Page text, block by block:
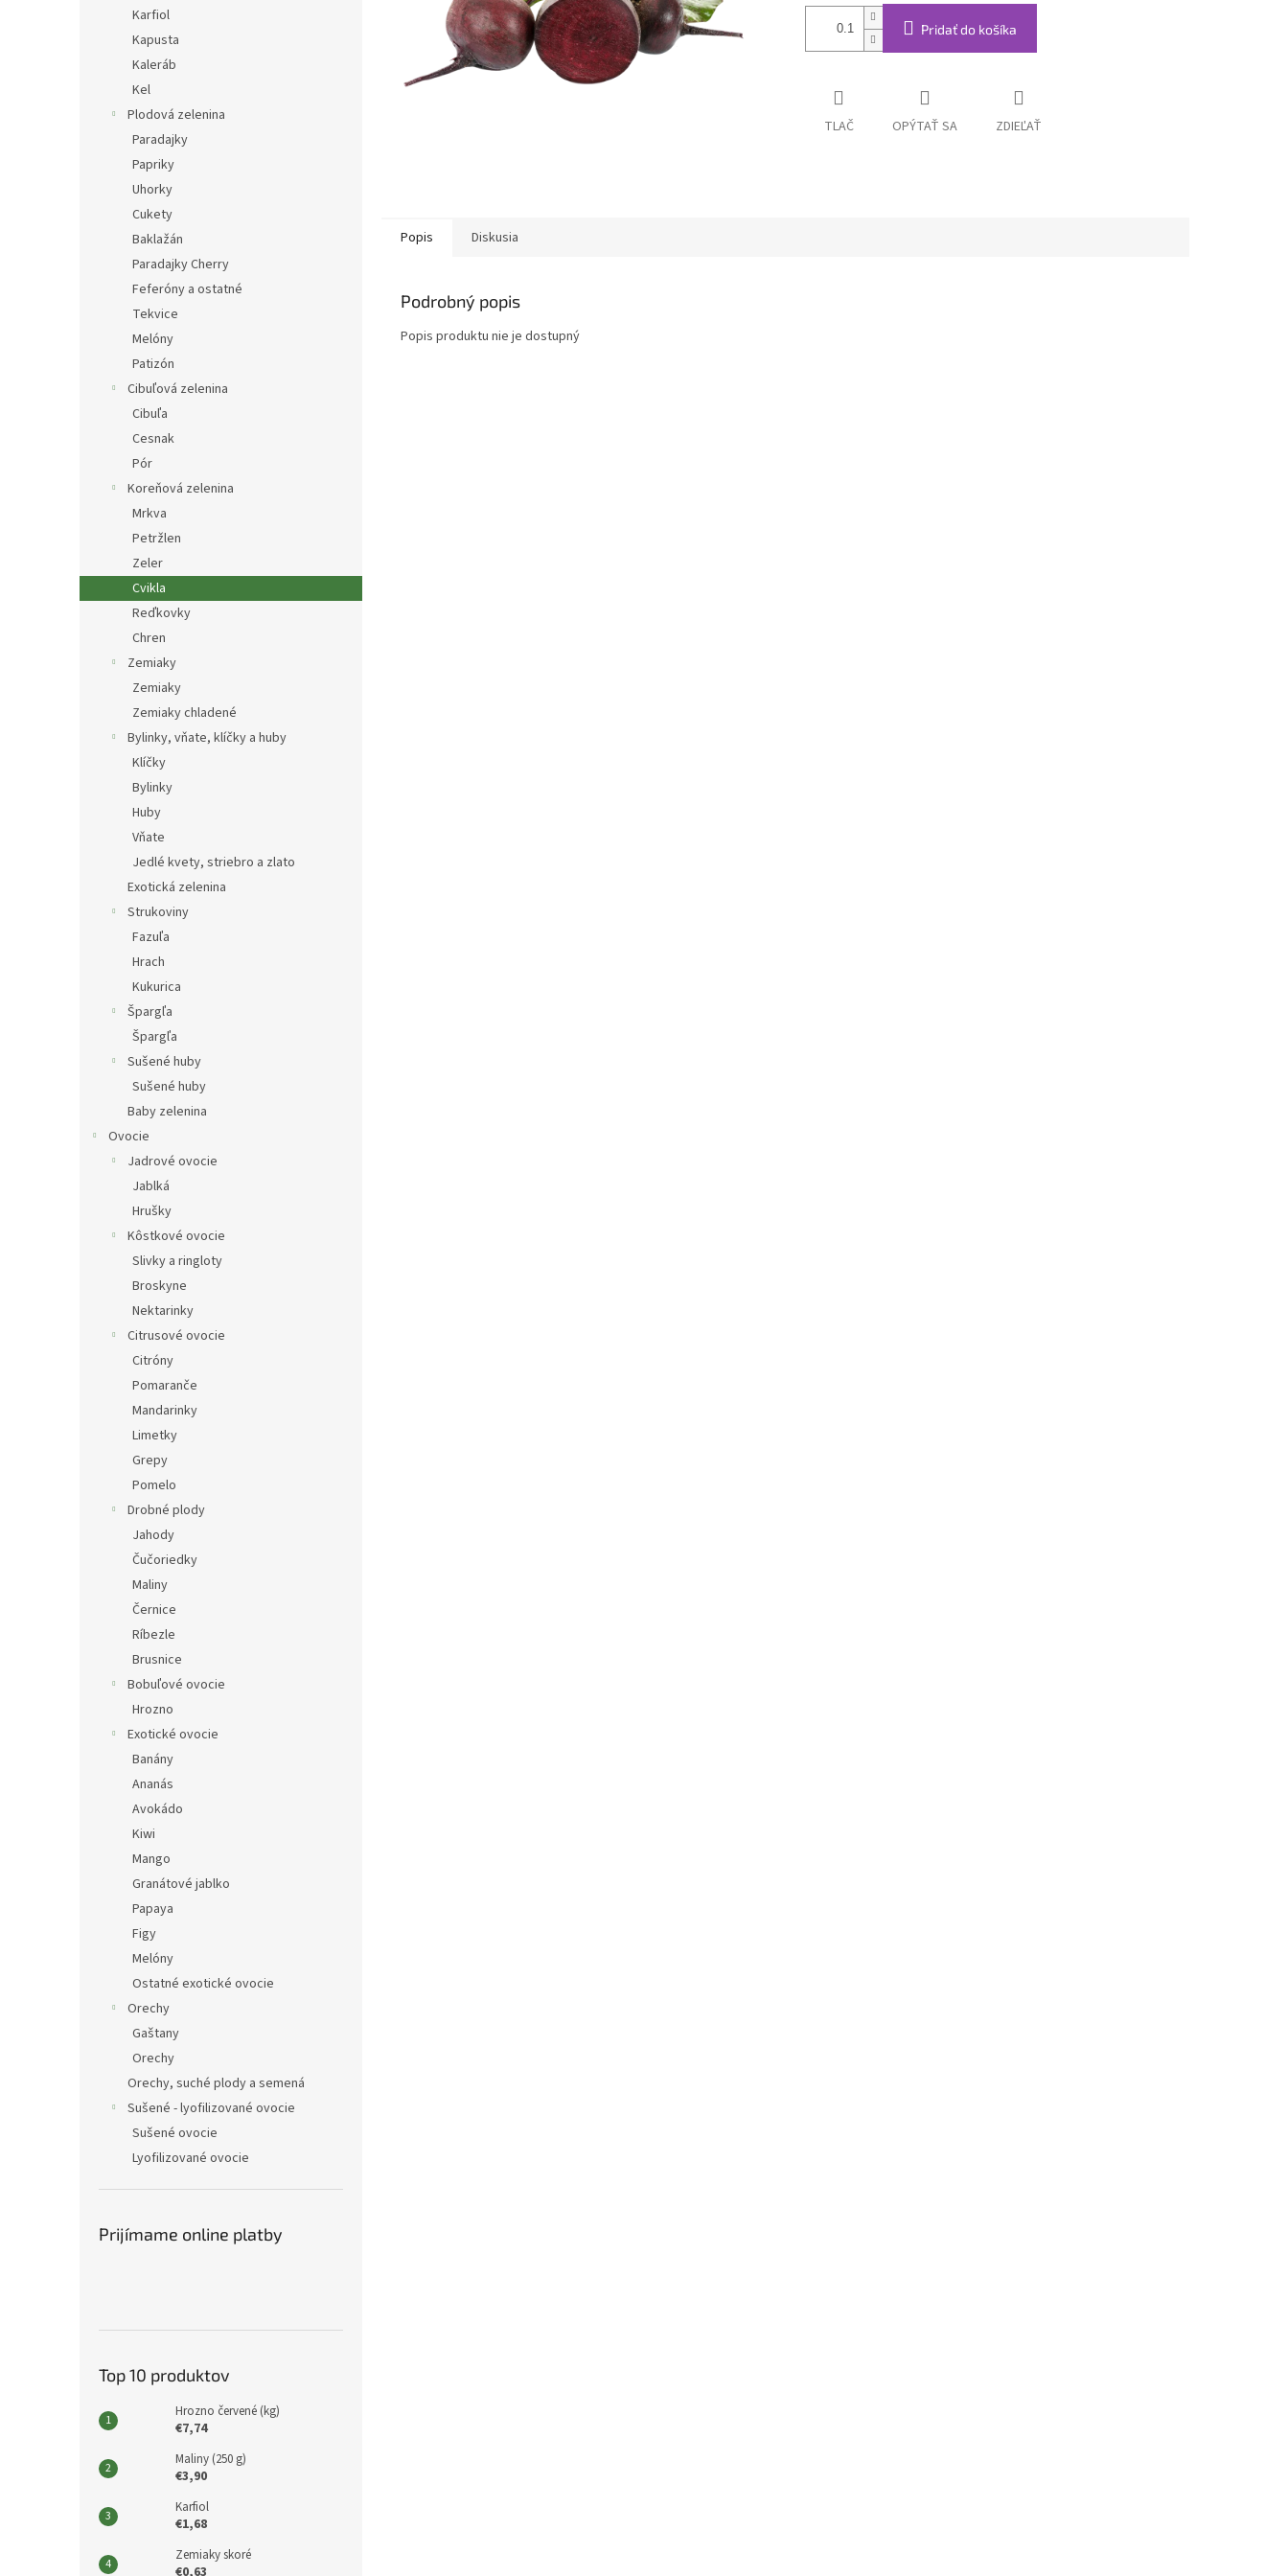
Karfiol
Kapusta
Kaleráb
Kel
Plodová zelenina
Paradajky
Papriky
Uhorky
Cukety
Baklažán
Paradajky Cherry
Feferóny a ostatné
Tekvice
Melóny
Patizón
Cibuľová zelenina
Cibuľa
Cesnak
Pór
Koreňová zelenina
Mrkva
Petržlen
Zeler
Cvikla
Reďkovky
Chren
Zemiaky
Zemiaky
Zemiaky chladené
Bylinky, vňate, klíčky a huby
Klíčky
Bylinky
Huby
Vňate
Jedlé kvety, striebro a zlato
Exotická zelenina
Strukoviny
Fazuľa
Hrach
Kukurica
Špargľa
Špargľa
Sušené huby
Sušené huby
Baby zelenina
Ovocie
Jadrové ovocie
Jablká
Hrušky
Kôstkové ovocie
Slivky a ringloty
Broskyne
Nektarinky
Citrusové ovocie
Citróny
Pomaranče
Mandarinky
Limetky
Grepy
Pomelo
Drobné plody
Jahody
Čučoriedky
Maliny
Černice
Ríbezle
Brusnice
Bobuľové ovocie
Hrozno
Exotické ovocie
Banány
Ananás
Avokádo
Kiwi
Mango
Granátové jablko
Papaya
Figy
Melóny
Ostatné exotické ovocie
Orechy
Gaštany
Orechy
Orechy, suché plody a semená
Sušené - lyofilizované ovocie
Sušené ovocie
Lyofilizované ovocie
Prijímame online platby
Top 10 produktov
Hrozno červené (kg)
€7,74
Maliny (250 g)
€3,90
Karfiol
€1,68
Zemiaky skoré
€0,63
Pridať do košíka
TLAČ OPÝTAŤ SA ZDIEĽAŤ
Popis Diskusia
Podrobný popis
Popis produktu nie je dostupný